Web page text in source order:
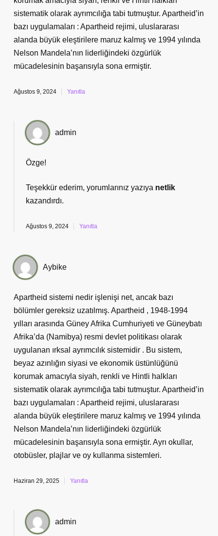
sistematik olarak ayrımcılığa tabi tutmuştur. Apartheid’in
bazı uygulamaları : Apartheid rejimi, uluslararası
alanda büyük eleştirilere maruz kalmış ve 1994 yılında
Nelson Mandela’nın liderliğindeki özgürlük
mücadelesinin başarısıyla sona ermiştir.
Ağustos 9, 2024 Yanıtla
admin
Özge!
Teşekkür ederim, yorumlarınız yazıya netlik
kazandırdı.
Ağustos 9, 2024 Yanıtla
Aybike
Apartheid sistemi nedir işlenişi net, ancak bazı
bölümler gereksiz uzatılmış. Apartheid , 1948-1994
yılları arasında Güney Afrika Cumhuriyeti ve Güneybatı
Afrika’da (Namibya) resmi devlet politikası olarak
uygulanan ırksal ayrımcılık sistemidir . Bu sistem,
beyaz azınlığın siyasi ve ekonomik üstünlüğünü
korumak amacıyla siyah, renkli ve Hintli halkları
sistematik olarak ayrımcılığa tabi tutmuştur. Apartheid’in
bazı uygulamaları : Apartheid rejimi, uluslararası
alanda büyük eleştirilere maruz kalmış ve 1994 yılında
Nelson Mandela’nın liderliğindeki özgürlük
mücadelesinin başarısıyla sona ermiştir. Ayrı okullar,
otobüsler, plajlar ve oy kullanma sistemleri.
Haziran 29, 2025 Yanıtla
admin